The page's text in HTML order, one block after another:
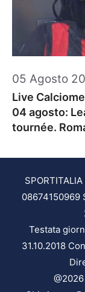
05 Agosto
Live
04 agosto:
tournée.
08674150969
Testata
31.10.2018